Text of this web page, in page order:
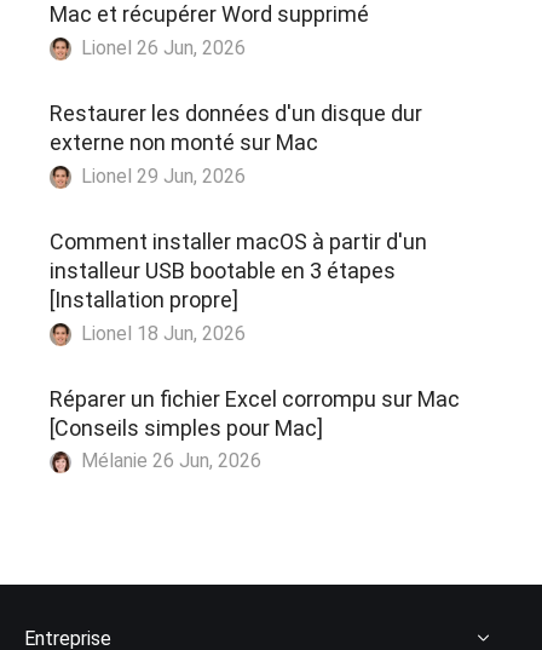
Mac et récupérer Word supprimé
Lionel 26 Jun, 2026
Restaurer les données d'un disque dur
externe non monté sur Mac
Lionel 29 Jun, 2026
Comment installer macOS à partir d'un
installeur USB bootable en 3 étapes
[Installation propre]
Lionel 18 Jun, 2026
Réparer un fichier Excel corrompu sur Mac
[Conseils simples pour Mac]
Mélanie 26 Jun, 2026
Entreprise